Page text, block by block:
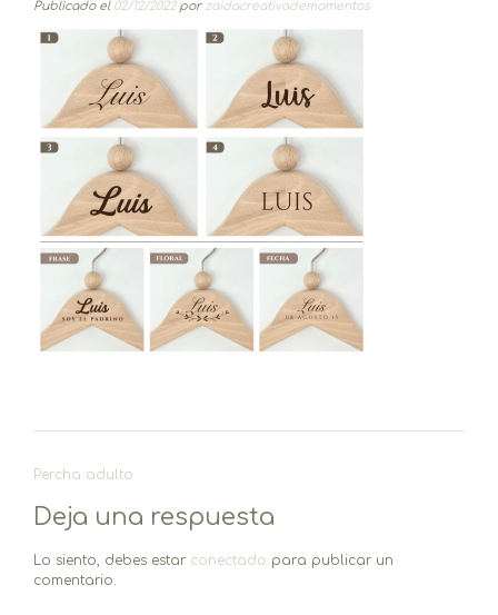
Publicado el 02/12/2022por zaidacreativademomentos
Navegación
entradas
Percha adulto
Deja una respuesta
Lo siento, debes estar conectado para publicar un
comentario.